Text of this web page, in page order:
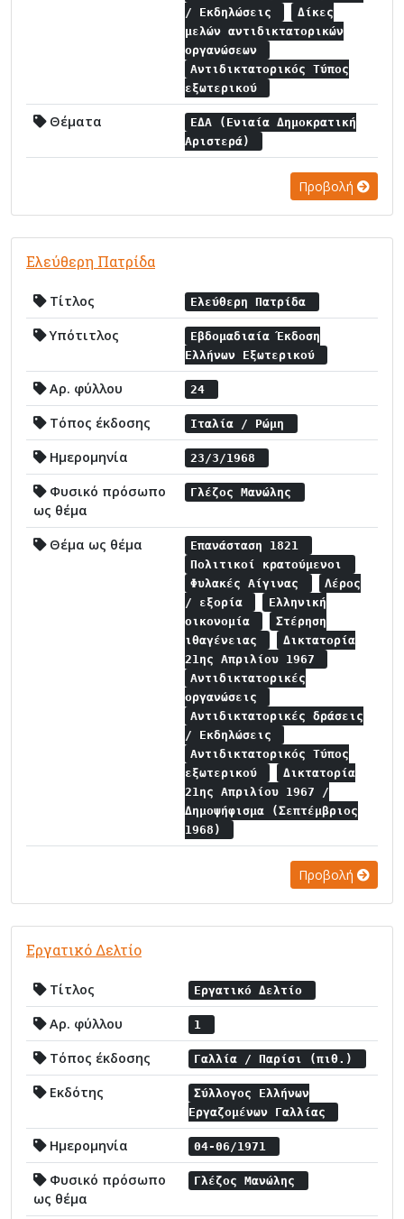
/ Εκδηλώσεις
Δίκες
μελών αντιδικτατορικών
οργανώσεων
Αντιδικτατορικός Τύπος
εξωτερικού
Θέματα
ΕΔΑ (Ενιαία Δημοκρατική
Αριστερά)
Προβολή
Ελεύθερη Πατρίδα
Τίτλος Ελεύθερη Πατρίδα
Υπότιτλος
Εβδομαδιαία Έκδοση
Ελλήνων Εξωτερικού
Αρ. φύλλου 24
Τόπος έκδοσης Ιταλία / Ρώμη
Ημερομηνία 23/3/1968
Φυσικό πρόσωπο
ως θέμα
Γλέζος Μανώλης
Θέμα ως θέμα
Επανάσταση 1821
Πολιτικοί κρατούμενοι
Φυλακές Αίγινας
Λέρος
/ εξορία
Ελληνική
οικονομία
Στέρηση
ιθαγένειας
Δικτατορία
21ης Απριλίου 1967
Αντιδικτατορικές
οργανώσεις
Αντιδικτατορικές δράσεις
/ Εκδηλώσεις
Αντιδικτατορικός Τύπος
εξωτερικού
Δικτατορία
21ης Απριλίου 1967 /
Δημοψήφισμα (Σεπτέμβριος
1968)
Προβολή
Εργατικό Δελτίο
Τίτλος Εργατικό Δελτίο
Αρ. φύλλου 1
Τόπος έκδοσης Γαλλία / Παρίσι (πιθ.)
Εκδότης
Σύλλογος Ελλήνων
Εργαζομένων Γαλλίας
Ημερομηνία 04-06/1971
Φυσικό πρόσωπο
ως θέμα
Γλέζος Μανώλης